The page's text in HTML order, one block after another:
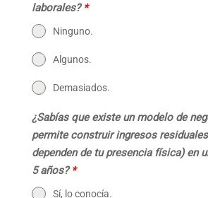
laborales?*
Ninguno.
Algunos.
Demasiados.
¿Sabías que existe un modelo de
permite construir ingresos
dependen de tu presencia física) en
5 años?*
Sí, lo conocía.